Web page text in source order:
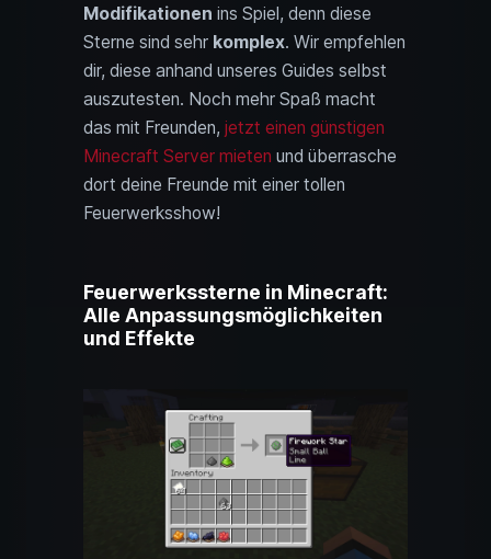
Modifikationen ins Spiel, denn diese
Sterne sind sehr komplex. Wir empfehlen
dir, diese anhand unseres Guides selbst
auszutesten. Noch mehr Spaß macht
das mit Freunden, jetzt einen günstigen
Minecraft Server mieten und überrasche
dort deine Freunde mit einer tollen
Feuerwerksshow!
Feuerwerkssterne in Minecraft:
Alle Anpassungsmöglichkeiten
und Effekte